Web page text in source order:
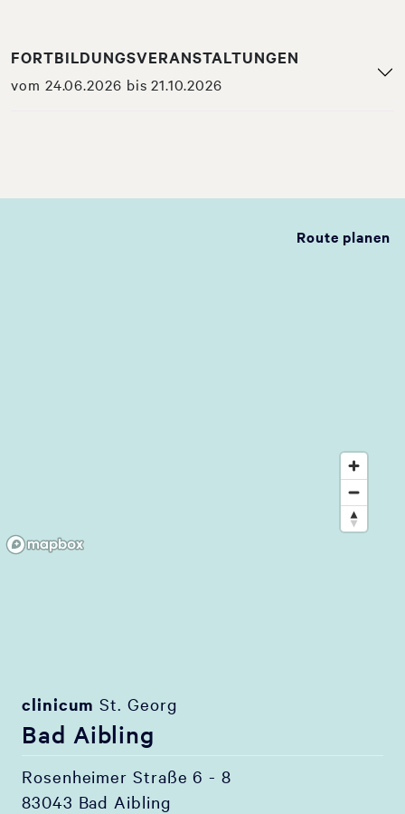
FORTBILDUNGSVERANSTALTUNGEN
vom 24.06.2026 bis 21.10.2026
Route planen
clinicum St. Georg
Bad Aibling
Rosenheimer Straße 6 - 8
83043 Bad Aibling